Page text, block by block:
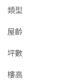
類型
屋齡
坪數
樓高